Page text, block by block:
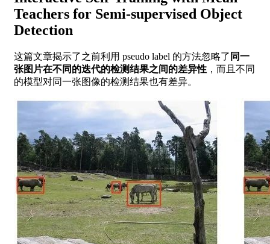
Teachers for Semi-supervised Object
Detection
这篇文章揭示了之前利用 pseudo label 的方法忽略了 同一
张图片在不同的迭代的检测结果之间的差异性 ，而且不同
的模型对同一张图像的检测结果也有差异。